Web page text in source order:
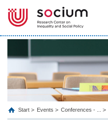
Start Events Conferences - ...